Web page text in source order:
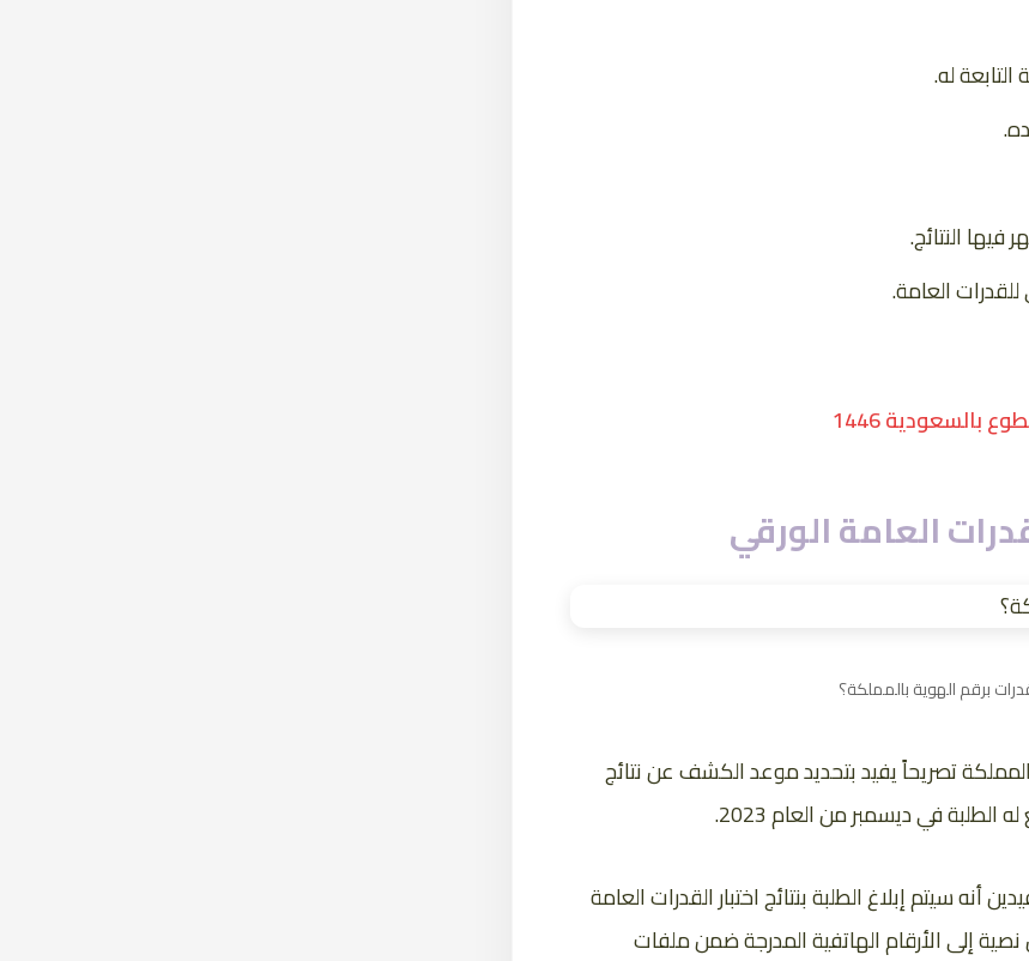
له.
النتائج.
للقدرات العامة.
بالسعودية 1446
العامة الورقي
برقم الهوية بالمملكة؟
تصريحاً يفيد بتحديد موعد الكشف عن نتائج
في ديسمبر من العام 2023.
سيتم إبلاغ الطلبة بنتائج اختبار القدرات العامة
إلى الأرقام الهاتفية المدرجة ضمن ملفات